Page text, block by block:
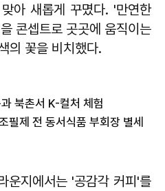
아 새롭게 꾸몄다. '만연한
콘셉트로 곳곳에 움직이는
의 꽃을 비치했다.
북촌서 K-컬처 체험
필제 전 동서식품 부회장 별세
운지에서는 '공감각 커피'를